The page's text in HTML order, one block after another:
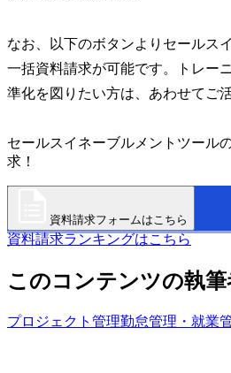
なお、以下のボタンよりセールス
一括資料請求が可能です。トレー
準化を図りたい方は、あわせてご
セールスイネーブルメントツール
求！
資料請求フォームはこちら
資料請求ランキングはこちら
このコンテンツの執筆
プロジェクト管理勤怠管理・就業